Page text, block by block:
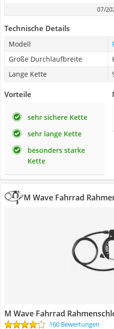
07/
Technische Details
Modell
Große Durchlaufbreite
Lange Kette
Vorteile
sehr sichere Kette
sehr lange Kette
besonders starke
Kette
M Wave Fahrrad
M Wave Fahrrad
160 Bewertungen